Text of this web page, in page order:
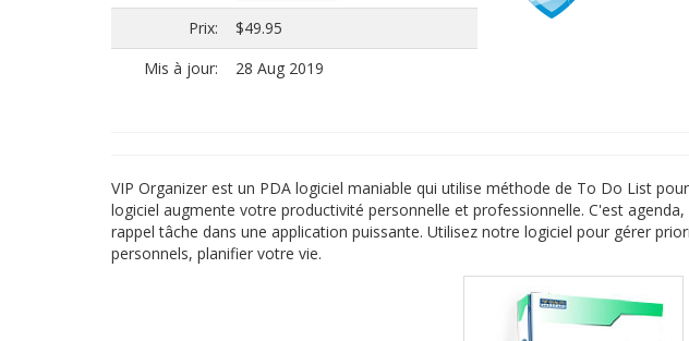
Prix:
$49.95
Mis à jour:
28 Aug 2019
VIP Organizer est un PDA logiciel maniable qui utilise méthode de To Do List
logiciel augmente votre productivité personnelle et professionnelle. C'est
rappel tâche dans une application puissante. Utilisez notre logiciel pour gérer
personnels, planifier votre vie.